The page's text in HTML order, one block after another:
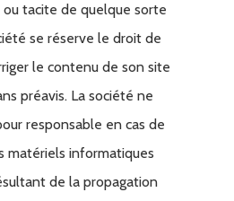
tacite de quelque sorte
se réserve le droit de
le contenu de son site
préavis. La société ne
responsable en cas de
matériels informatiques
de la propagation